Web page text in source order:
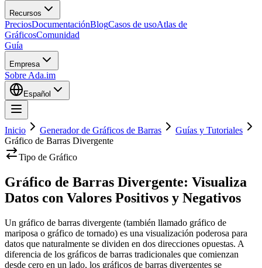
Recursos
PreciosDocumentaciónBlogCasos de usoAtlas de
GráficosComunidad
Guía
Empresa
Sobre Ada.im
Español
Inicio Generador de Gráficos de Barras
Guías y Tutoriales
Gráfico de Barras Divergente
Tipo de Gráfico
Gráfico de Barras Divergente: Visualiza
Datos con Valores Positivos y Negativos
Un gráfico de barras divergente (también llamado gráfico de
mariposa o gráfico de tornado) es una visualización poderosa para
datos que naturalmente se dividen en dos direcciones opuestas. A
diferencia de los gráficos de barras tradicionales que comienzan
desde cero en un lado, los gráficos de barras divergentes se